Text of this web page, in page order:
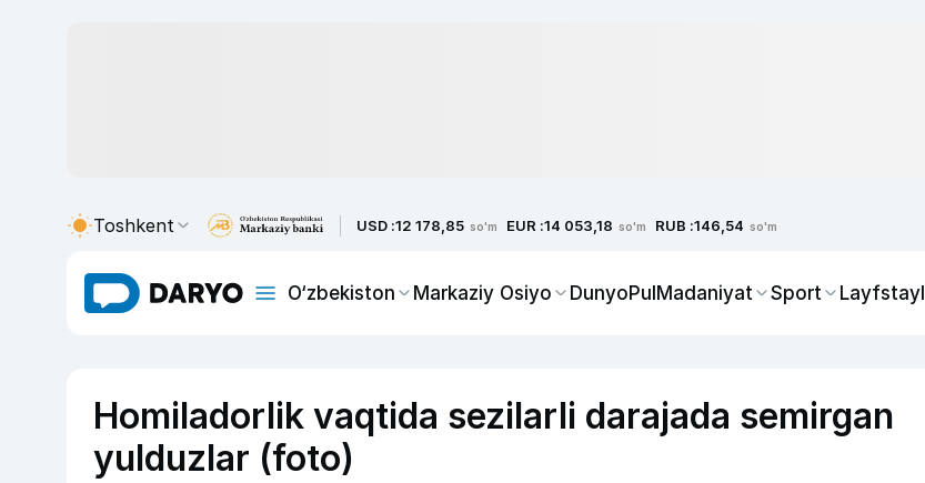
Toshkent USD :12 178,85 so'm EUR :14 053,18 so'm RUB :146,54 so'm
O‘zbekiston Markaziy Osiyo DunyoPulMadaniyat Sport Layfstayl
Homiladorlik vaqtida sezilarli darajada semirgan
yulduzlar (foto)